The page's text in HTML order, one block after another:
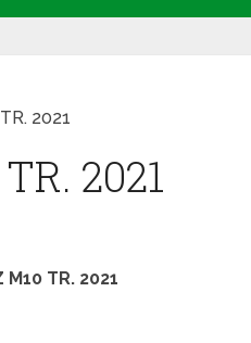
2021
2021
TR. 2021